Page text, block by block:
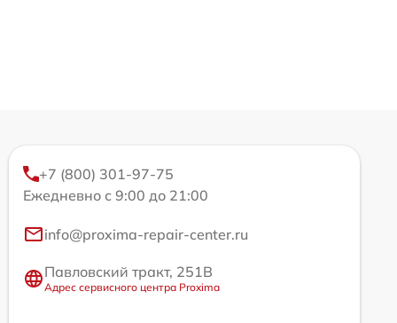
+7 (800) 301-97-75
Ежедневно с 9:00 до 21:00
info@proxima-repair-center.ru
Павловский тракт, 251В
Адрес сервисного центра Proxima